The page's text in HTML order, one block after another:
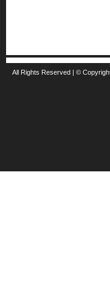
All Rights Reserved | ©